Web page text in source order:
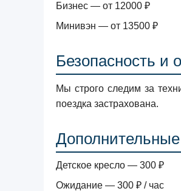
Бизнес — от 12000 ₽
Минивэн — от 13500 ₽
Безопасность и
Мы строго следим за
поездка застрахована.
Дополнительные
Детское кресло — 300 ₽
Ожидание — 300 ₽ / час